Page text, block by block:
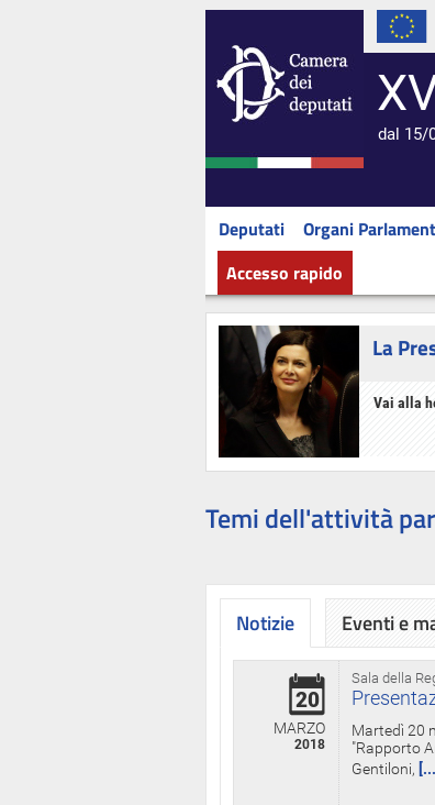
dal 15/
Deputati Organi
Accesso rapido
La
Vai alla
Temi dell'attività
Notizie
Sala della
20
MARZO
2018
Martedì 20
"Rapporto
Gentiloni,
Eventi e